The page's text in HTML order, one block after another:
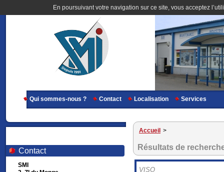
En poursuivant votre navigation sur ce site, vous acceptez
Qui sommes-nous ? Contact Localisation Services
Contact
SMI
Accueil >
Résultats de